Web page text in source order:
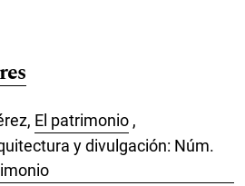
El patrimonio ,
y divulgación: Núm.